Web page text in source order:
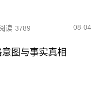
读 3789 08-04
图与事实真相